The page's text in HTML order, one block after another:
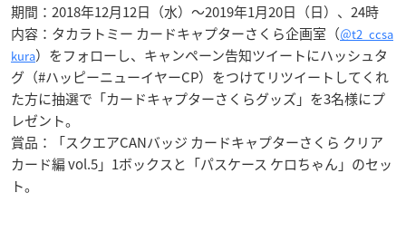
期間：2018年12月12日（水）～2019年1月20日（日）、24時
内容：タカラトミー カードキャプターさくら企画室（＠t2_ccsa
kura）をフォローし、キャンペーン告知ツイートにハッシュタ
グ（#ハッピーニューイヤーCP）をつけてリツイートしてくれ
た方に抽選で「カードキャプターさくらグッズ」を3名様にプ
レゼント。
賞品：「スクエアCANバッジ カードキャプターさくら クリア
カード編 vol.5」1ボックスと「パスケース ケロちゃん」のセッ
ト。